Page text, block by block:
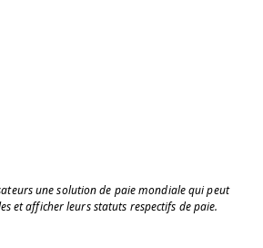
une solution de paie mondiale qui peut
et afficher leurs statuts respectifs de paie.